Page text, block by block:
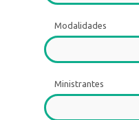
Modalidades
Ministrantes